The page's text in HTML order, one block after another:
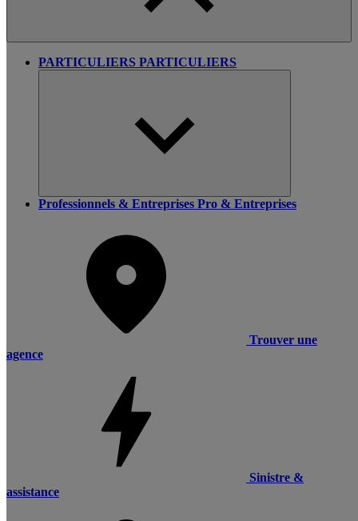
PARTICULIERS PARTICULIERS
Professionnels & Entreprises Pro & Entreprises
Trouver une
agence
Sinistre &
assistance